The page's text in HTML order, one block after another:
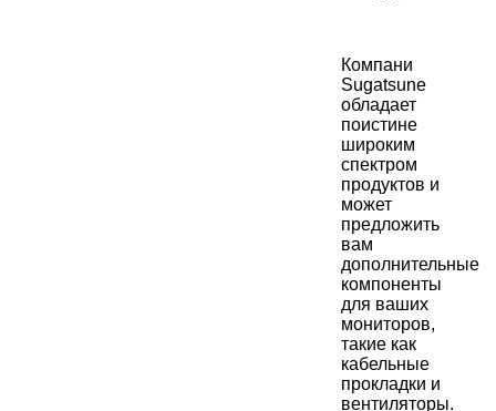
Компани
Sugatsune
обладает
поистине
широким
спектром
продуктов и
может
предложить
вам
дополнительные
компоненты
для ваших
мониторов,
такие как
кабельные
прокладки и
вентиляторы.